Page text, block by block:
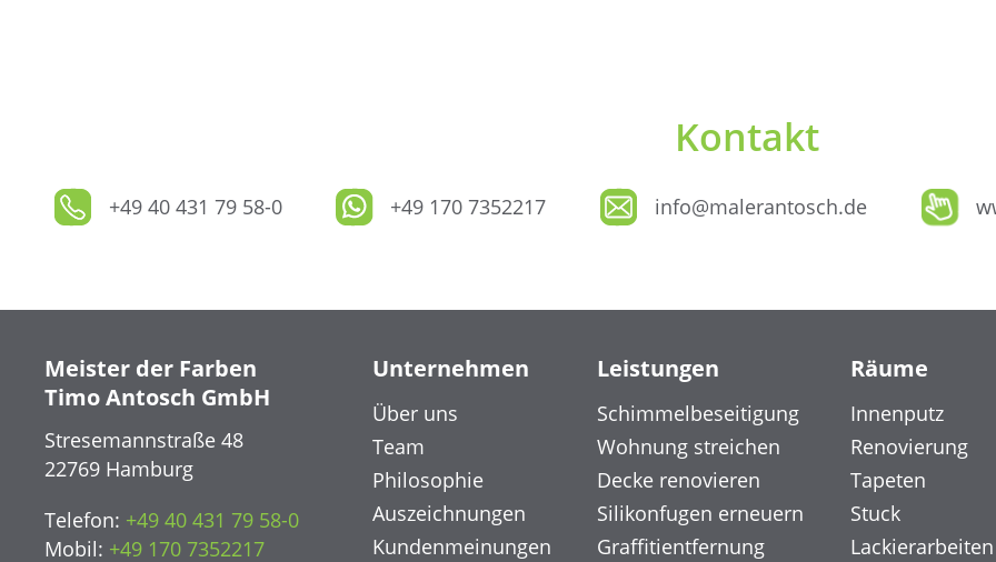
Kontakt
+49 40 431 79 58-0 +49 170 7352217 info@malerantosch.de
Meister der Farben
Timo Antosch GmbH
Stresemannstraße 48
22769 Hamburg
Telefon: +49 40 431 79 58-0
Mobil: +49 170 7352217
Unternehmen
Über uns
Team
Philosophie
Auszeichnungen
Kundenmeinungen
Leistungen
Schimmelbeseitigung
Wohnung streichen
Decke renovieren
Silikonfugen erneuern
Graffitientfernung
Räume
Innenputz
Renovierung
Tapeten
Stuck
Lackierarbeiten